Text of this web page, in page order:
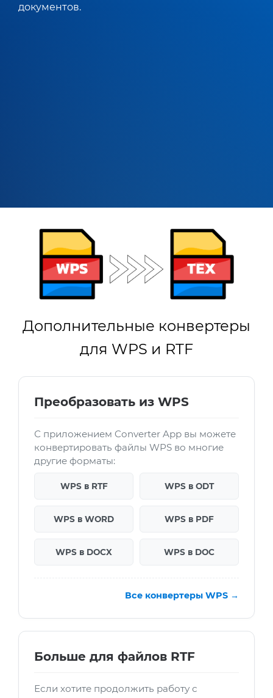
документов.
Дополнительные конвертеры
для WPS и RTF
Преобразовать из WPS
С приложением Converter App вы можете
конвертировать файлы WPS во многие
другие форматы:
WPS в RTF WPS в ODT
WPS в WORD WPS в PDF
WPS в DOCX WPS в DOC
Все конвертеры WPS →
Больше для файлов RTF
Если хотите продолжить работу с